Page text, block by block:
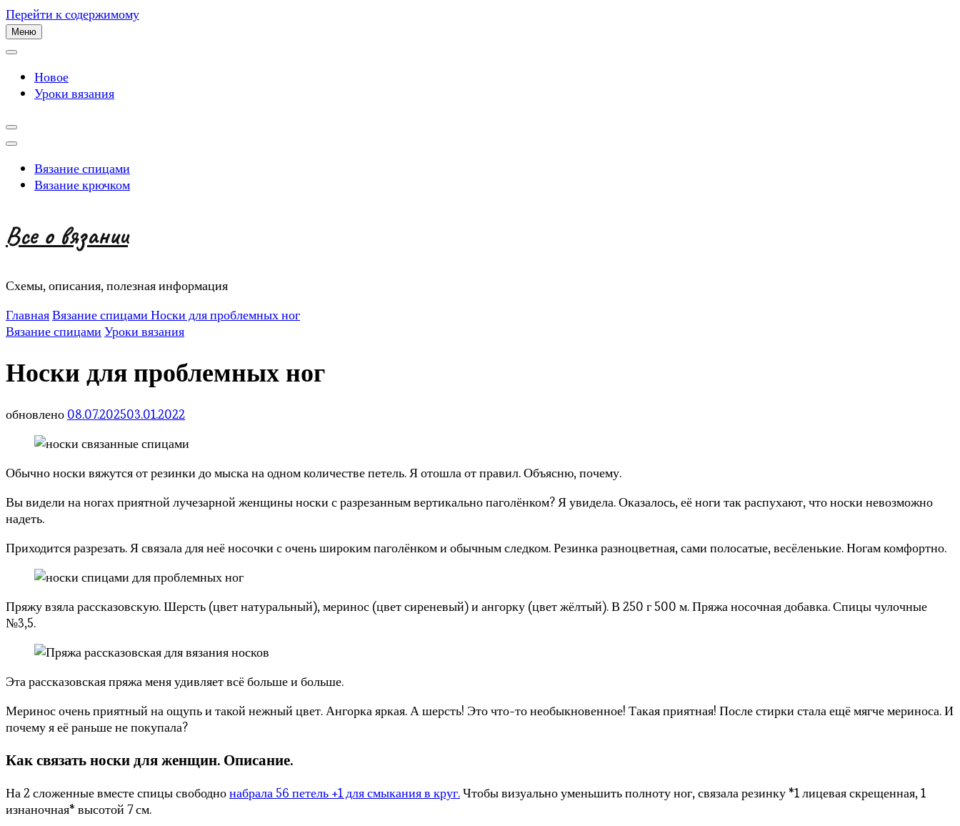
Перейти к содержимому
Меню
Новое
Уроки вязания
Вязание спицами
Вязание крючком
Все о вязании
Схемы, описания, полезная информация
ГлавнаяВязание спицами Носки для проблемных ног
Вязание спицами Уроки вязания
Носки для проблемных ног
обновлено 08.07.202503.01.2022
Обычно носки вяжутся от резинки до мыска на одном количестве петель. Я отошла от правил. Объясню, почему.
Вы видели на ногах приятной лучезарной женщины носки с разрезанным вертикально паголёнком? Я увидела. Оказалось, её ноги так распухают, что носки невозможно
надеть.
Приходится разрезать. Я связала для неё носочки с очень широким паголёнком и обычным следком. Резинка разноцветная, сами полосатые, весёленькие. Ногам комфортно.
Пряжу взяла рассказовскую. Шерсть (цвет натуральный), меринос (цвет сиреневый) и ангорку (цвет жёлтый). В 250 г 500 м. Пряжа носочная добавка. Спицы чулочные
№3,5.
Эта рассказовская пряжа меня удивляет всё больше и больше.
Меринос очень приятный на ощупь и такой нежный цвет. Ангорка яркая. А шерсть! Это что-то необыкновенное! Такая приятная! После стирки стала ещё мягче мериноса. И
почему я её раньше не покупала?
Как связать носки для женщин. Описание.
На 2 сложенные вместе спицы свободнонабрала 56 петель +1 для смыкания в круг.Чтобы визуально уменьшить полноту ног, связала резинку *1 лицевая скрещенная, 1
изнаночная* высотой 7 см.